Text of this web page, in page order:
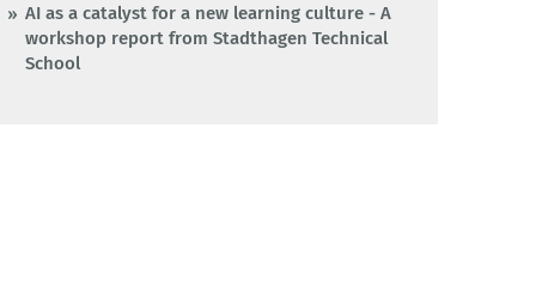
AI as a catalyst for a new learning culture - A
workshop report from Stadthagen Technical
School